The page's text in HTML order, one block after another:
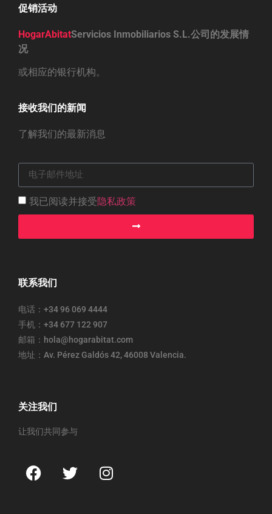
促销活动
HogarAbitatServicios Inmobiliarios S.L.公司的发展情
况
或相应的银行机构。
接收我们的新闻
了解我们的最新消息
我已阅读并接受隐私政策
联系我们
电话：+34 96 069 4444
手机：+34 677 122 907
邮箱：hola@hogarabitat.com
地址：Av. Pérez Galdós 42, 46008 Valencia.
关注我们
让我们共同参与